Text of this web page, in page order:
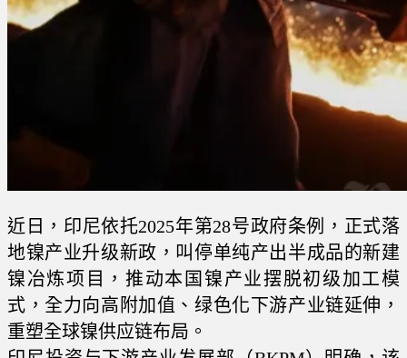
近日，印尼依托2025年第28号政府条例，正式落
地镍产业升级新政，叫停单纯产出半成品的新建
镍冶炼项目，推动本国镍产业摆脱初级加工模
式，全力向高附加值、绿色化下游产业链延伸，
重塑全球镍供应链布局。